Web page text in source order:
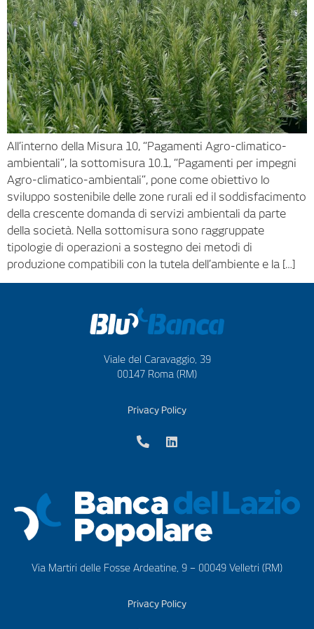
All’interno della Misura 10, “Pagamenti Agro-climatico-
ambientali”, la sottomisura 10.1, “Pagamenti per impegni
Agro-climatico-ambientali”, pone come obiettivo lo
sviluppo sostenibile delle zone rurali ed il soddisfacimento
della crescente domanda di servizi ambientali da parte
della società. Nella sottomisura sono raggruppate
tipologie di operazioni a sostegno dei metodi di
produzione compatibili con la tutela dell’ambiente e la […]
Viale del Caravaggio, 39
00147 Roma (RM)
Privacy Policy
Via Martiri delle Fosse Ardeatine, 9 – 00049 Velletri (RM)
Privacy Policy